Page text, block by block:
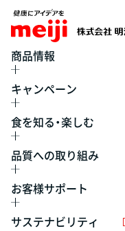
商品情報
キャンペーン
食を知る・楽しむ
品質への取り組み
お客様サポート
サステナビリティ